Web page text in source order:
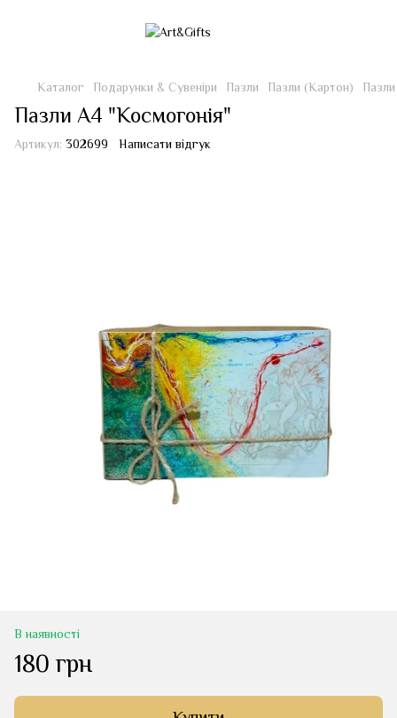
Каталог Подарунки & Сувеніри Пазли Пазли (Картон)
Пазли А4 "Космогонія"
Артикул: 302699 Написати відгук
В наявності
180 грн